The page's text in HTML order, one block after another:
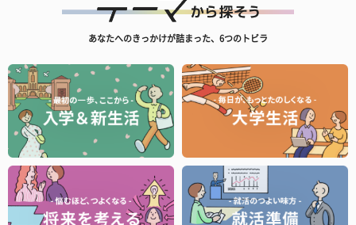
あなたへのきっかけが詰まった、6つのトビラ